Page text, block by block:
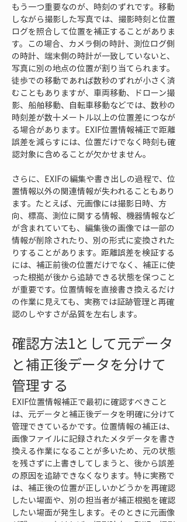
もう一つ重要なのが、時刻のずれです。移動
しながら撮影した写真では、撮影時刻と位置
ログを照合して位置を補正することがありま
す。この場合、カメラ側の時計、測位ログ側
の時計、端末側の時計が一致していないと、
写真に別の地点の位置が割り当てられます。
徒歩での移動であれば数秒のずれが小さく済
むこともありますが、車両移動、ドローン撮
影、船舶移動、自転車移動などでは、数秒の
時刻差が数十メートル以上の位置差につなが
る場合があります。EXIF位置情報補正で距離
誤差を減らすには、位置だけでなく時刻も確
認対象に含めることが欠かせません。
さらに、EXIFの編集や書き出しの過程で、位
置情報以外の関連情報が失われることもあり
ます。たとえば、元画像には撮影日時、方
向、標高、測位に関する情報、機器情報など
が含まれていても、編集後の画像では一部の
情報が削除されたり、別の形式に変換された
りすることがあります。距離誤差を検証する
には、補正前後の位置だけでなく、補正に使
った根拠が後から追跡できる状態を保つこと
が重要です。位置情報を直接書き換えるだけ
の作業に見えても、実務では証跡管理と再確
認のしやすさが品質を左右します。
確認方法1として元データ
と補正後データを分けて
管理する
EXIF位置情報補正で最初に確認すべきこと
は、元データと補正後データを明確に分けて
管理できているかです。位置情報の補正は、
画像ファイルに記録されたメタデータを書き
換える作業になることが多いため、元の状態
を残さずに上書きしてしまうと、後から誤差
の原因を追跡できなくなります。特に実務で
は、補正後の位置が正しいかどうかを再確認
したい場面や、別の担当者が補正根拠を確認
したい場面が発生します。そのときに元画像